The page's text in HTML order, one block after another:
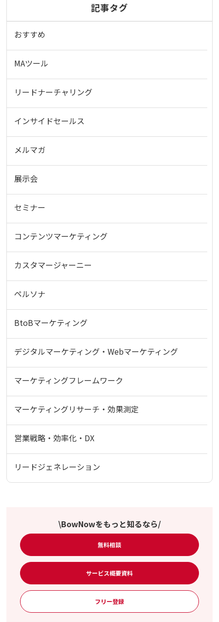
記事タグ
おすすめ
MAツール
リードナーチャリング
インサイドセールス
メルマガ
展示会
セミナー
コンテンツマーケティング
カスタマージャーニー
ペルソナ
BtoBマーケティング
デジタルマーケティング・Webマーケティング
マーケティングフレームワーク
マーケティングリサーチ・効果測定
営業戦略・効率化・DX
リードジェネレーション
\BowNowをもっと知るなら/
無料相談
サービス概要資料
フリー登録